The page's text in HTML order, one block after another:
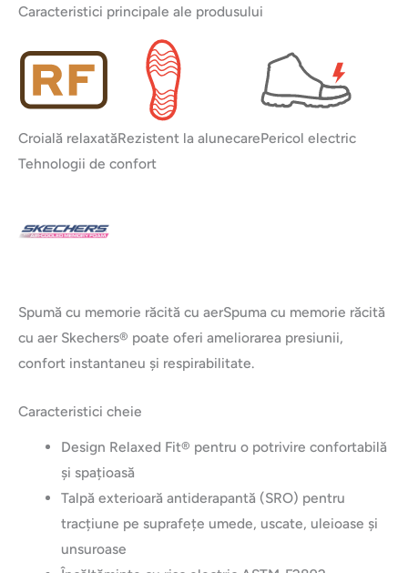
Caracteristici principale ale produsului
Croială relaxatăRezistent la alunecarePericol electric
Tehnologii de confort
Spumă cu memorie răcită cu aerSpuma cu memorie răcită
cu aer Skechers® poate oferi ameliorarea presiunii,
confort instantaneu și respirabilitate.
Caracteristici cheie
Design Relaxed Fit® pentru o potrivire confortabilă
și spațioasă
Talpă exterioară antiderapantă (SRO) pentru
tracțiune pe suprafețe umede, uscate, uleioase și
unsuroase